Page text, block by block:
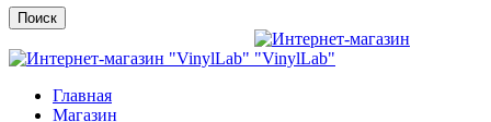
Поиск
Главная
Магазин